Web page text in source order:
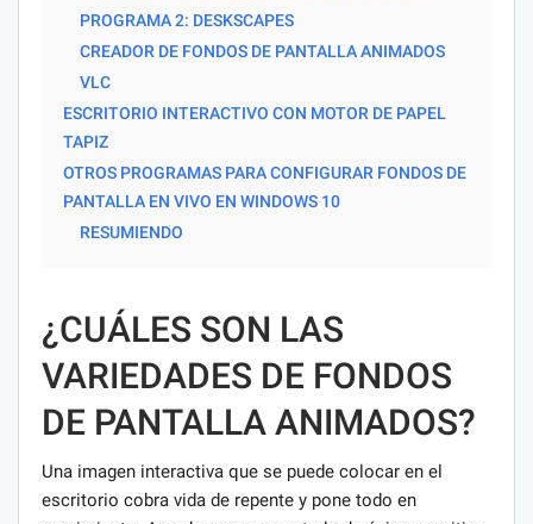
PROGRAMA 2: DESKSCAPES
CREADOR DE FONDOS DE PANTALLA ANIMADOS
VLC
ESCRITORIO INTERACTIVO CON MOTOR DE PAPEL
TAPIZ
OTROS PROGRAMAS PARA CONFIGURAR FONDOS DE
PANTALLA EN VIVO EN WINDOWS 10
RESUMIENDO
¿CUÁLES SON LAS
VARIEDADES DE FONDOS
DE PANTALLA ANIMADOS?
Una imagen interactiva que se puede colocar en el
escritorio cobra vida de repente y pone todo en